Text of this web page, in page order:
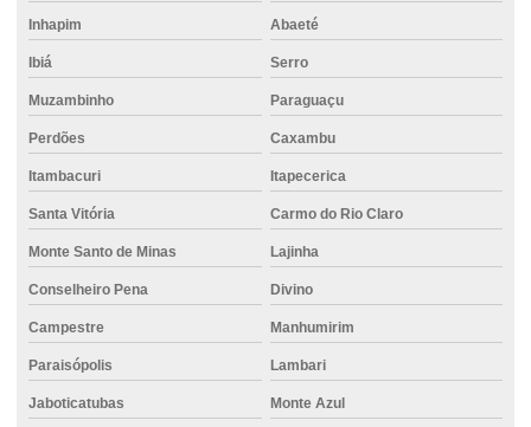
Concreto pronto para fundações
Concreto pronto para laje
Concreto resistente à tração
Concreto de secagem rápida
Concreto usinado 20 mpa
Concreto usinado 30 mpa
Concreto usinado com aditivos
Concreto usinado para calçada
Concreto usinado para contrapiso
Inhapim Abaeté
Ibiá Serro
Muzambinho Paraguaçu
Perdões Caxambu
Itambacuri Itapecerica
Santa Vitória Carmo do Rio Claro
Monte Santo de Minas Lajinha
Conselheiro Pena Divino
Campestre Manhumirim
Paraisópolis Lambari
Jaboticatubas Monte Azul